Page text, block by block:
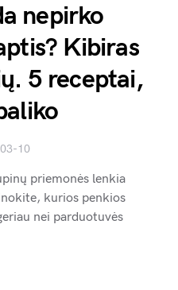
nepirko
Kibiras
5 receptai,
10
priemonės lenkia
kurios penkios
nei parduotuvės